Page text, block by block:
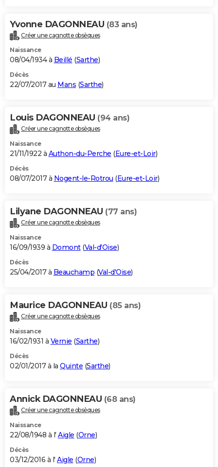
Yvonne DAGONNEAU (83 ans)
Créer une cagnotte obsèques
Naissance
08/04/1934 à Beillé (Sarthe)
Décès
22/07/2017 au Mans (Sarthe)
Louis DAGONNEAU (94 ans)
Créer une cagnotte obsèques
Naissance
21/11/1922 à Authon-du-Perche (Eure-et-Loir)
Décès
08/07/2017 à Nogent-le-Rotrou (Eure-et-Loir)
Lilyane DAGONNEAU (77 ans)
Créer une cagnotte obsèques
Naissance
16/09/1939 à Domont(Val-d'Oise)
Décès
25/04/2017 à Beauchamp (Val-d'Oise)
Maurice DAGONNEAU (85 ans)
Créer une cagnotte obsèques
Naissance
16/02/1931 à Vernie (Sarthe)
Décès
02/01/2017 à la Quinte (Sarthe)
Annick DAGONNEAU (68 ans)
Créer une cagnotte obsèques
Naissance
22/08/1948 à l' Aigle (Orne)
Décès
03/12/2016 à l' Aigle (Orne)